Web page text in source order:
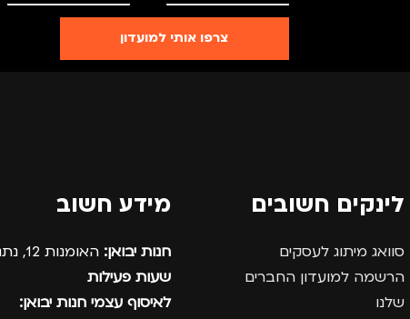
צרפו אותי למועדון
לינקים חשובים
סוואג מיתוג לעסקים
הרשמה למועדון החברים
שלנו
מידע חשוב
חנות יבואן: האומנות 12, נתניה.
שעות פעילות
לאיסוף עצמי חנות יבואן: